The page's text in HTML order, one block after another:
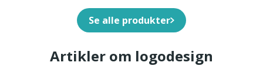
Se alle produkter
Artikler om logodesign